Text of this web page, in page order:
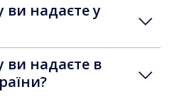
ви надаєте у
ви надаєте в